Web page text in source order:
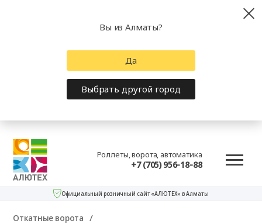
Роллеты, ворота, автоматика
+7 (705) 956-18-88
Официальный розничный сайт «АЛЮТЕХ» в Алматы
Откатные ворота
Вы из Алматы?
Да
Выбрать другой город